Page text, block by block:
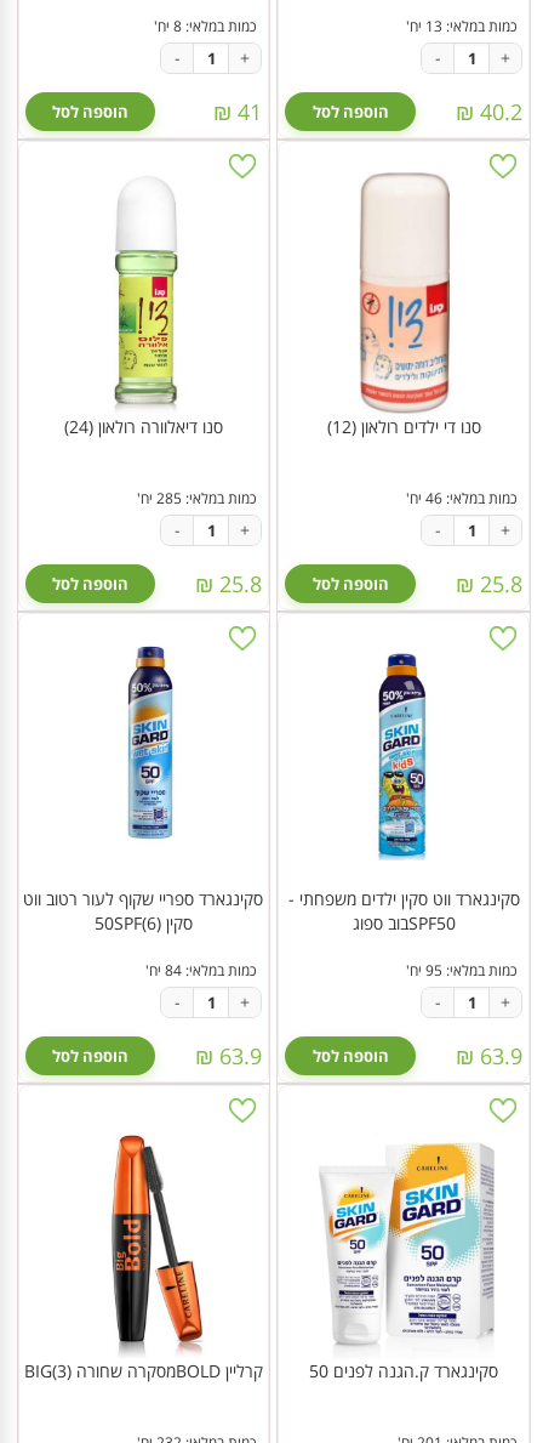
כמות במלאי: 13 יח'
40.2 ₪
- +
הוספה לסל
כמות במלאי: 8 יח'
41 ₪
- +
הוספה לסל
סנו די ילדים רולאון (12)
כמות במלאי: 46 יח'
25.8 ₪
- +
הוספה לסל
סנו דיאלוורה רולאון (24)
כמות במלאי: 285 יח'
25.8 ₪
- +
הוספה לסל
סקינגארד ווט סקין ילדים משפחתי -
SPF50בוב ספוג
כמות במלאי: 95 יח'
63.9 ₪
- +
הוספה לסל
סקינגארד ספריי שקוף לעור רטוב ווט
סקין 50SPF(6)
כמות במלאי: 84 יח'
63.9 ₪
- +
הוספה לסל
סקינגארד ק.הגנה לפנים 50 קרליין BOLDמסקרה שחורה BIG(3)